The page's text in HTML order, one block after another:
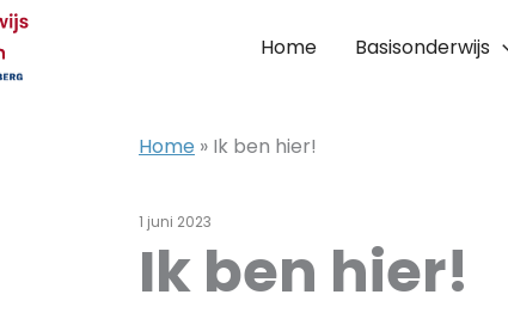
Home Basisonderwijs
Home » Ik ben hier!
1 juni 2023
Ik ben hier!